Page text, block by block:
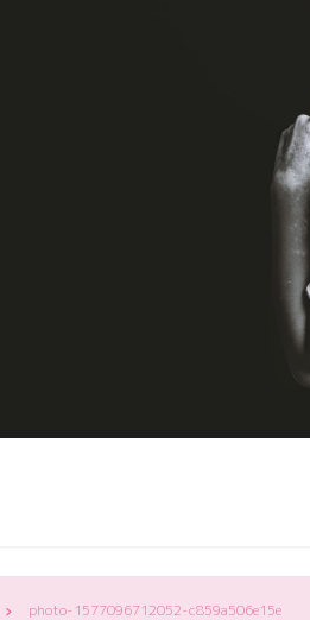
photo-1577096712052-c859a506e15e